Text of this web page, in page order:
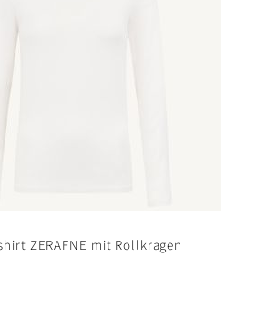
ZERAFNE mit Rollkragen